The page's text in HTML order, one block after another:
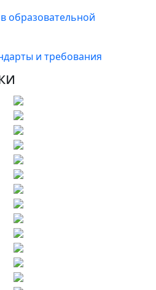
образовательной
и требования